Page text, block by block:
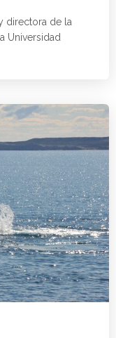
directora de la
Universidad